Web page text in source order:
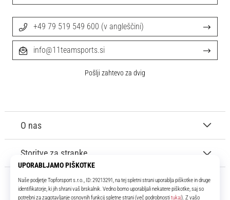
O nas
Storitve za stranke
+49 79 519 549 600 (v angleščini)
info@11teamsports.si
Pošlji zahtevo za dvig